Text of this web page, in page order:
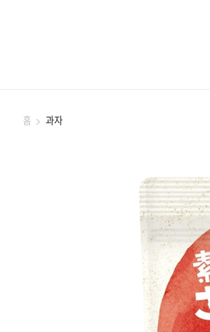
홈 과자